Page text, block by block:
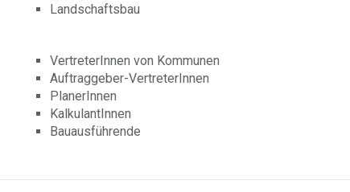
Landschaftsbau
VertreterInnen von Kommunen
Auftraggeber-VertreterInnen
PlanerInnen
KalkulantInnen
Bauausführende